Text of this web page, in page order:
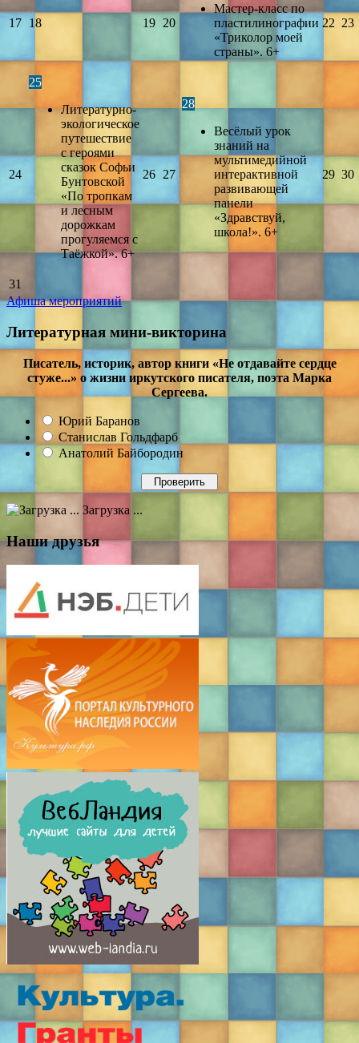
17 18 19 20
Мастер-класс по
пластилинографии
«Триколор моей
страны». 6+
22 23
24
25
Литературно-
экологическое
путешествие
с героями
сказок Софьи
Бунтовской
«По тропкам
и лесным
дорожкам
прогуляемся с
Таёжкой». 6+
26 27
28
Весёлый урок
знаний на
мультимедийной
интерактивной
развивающей
панели
«Здравствуй,
школа!». 6+
29 30
31
Афиша мероприятий
Литературная мини-викторина
Писатель, историк, автор книги «Не отдавайте сердце
стуже...» о жизни иркутского писателя, поэта Марка
Сергеева.
Юрий Баранов
Станислав Гольдфарб
Анатолий Байбородин
Загрузка ...
Наши друзья